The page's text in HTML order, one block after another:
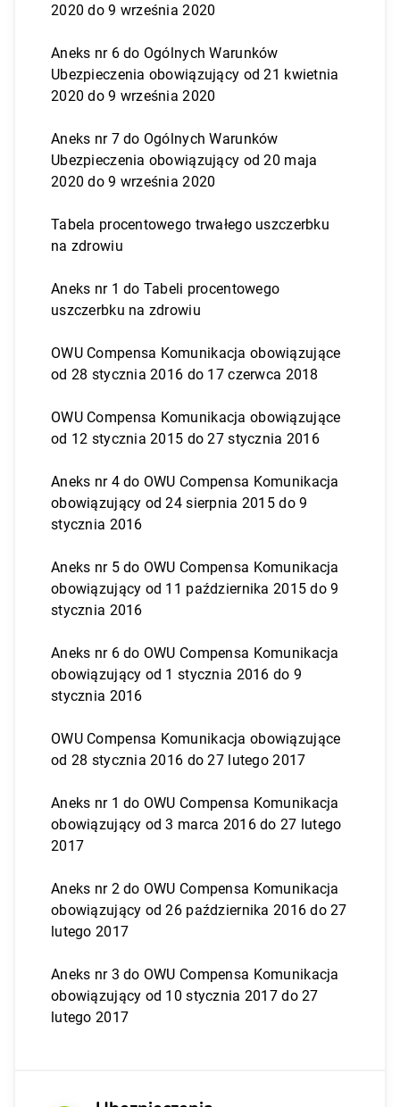
2020 do 9 września 2020
Aneks nr 6 do Ogólnych Warunków
Ubezpieczenia obowiązujący od 21 kwietnia
2020 do 9 września 2020
Aneks nr 7 do Ogólnych Warunków
Ubezpieczenia obowiązujący od 20 maja
2020 do 9 września 2020
Tabela procentowego trwałego uszczerbku
na zdrowiu
Aneks nr 1 do Tabeli procentowego
uszczerbku na zdrowiu
OWU Compensa Komunikacja obowiązujące
od 28 stycznia 2016 do 17 czerwca 2018
OWU Compensa Komunikacja obowiązujące
od 12 stycznia 2015 do 27 stycznia 2016
Aneks nr 4 do OWU Compensa Komunikacja
obowiązujący od 24 sierpnia 2015 do 9
stycznia 2016
Aneks nr 5 do OWU Compensa Komunikacja
obowiązujący od 11 października 2015 do 9
stycznia 2016
Aneks nr 6 do OWU Compensa Komunikacja
obowiązujący od 1 stycznia 2016 do 9
stycznia 2016
OWU Compensa Komunikacja obowiązujące
od 28 stycznia 2016 do 27 lutego 2017
Aneks nr 1 do OWU Compensa Komunikacja
obowiązujący od 3 marca 2016 do 27 lutego
2017
Aneks nr 2 do OWU Compensa Komunikacja
obowiązujący od 26 października 2016 do 27
lutego 2017
Aneks nr 3 do OWU Compensa Komunikacja
obowiązujący od 10 stycznia 2017 do 27
lutego 2017